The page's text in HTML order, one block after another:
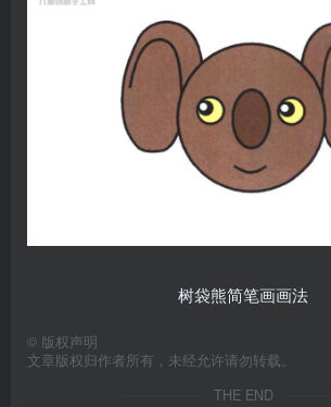
树袋熊简笔画画法
© 版权声明
文章版权归作者所有，未经允许请勿转载。
THE END